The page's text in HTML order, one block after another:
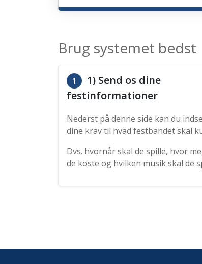
Brug systemet bedst
1
1) Send os dine
festinformationer
Nederst på denne side kan du
dine krav til hvad festbandet skal
Dvs. hvornår skal de spille, hvor
de koste og hvilken musik skal de